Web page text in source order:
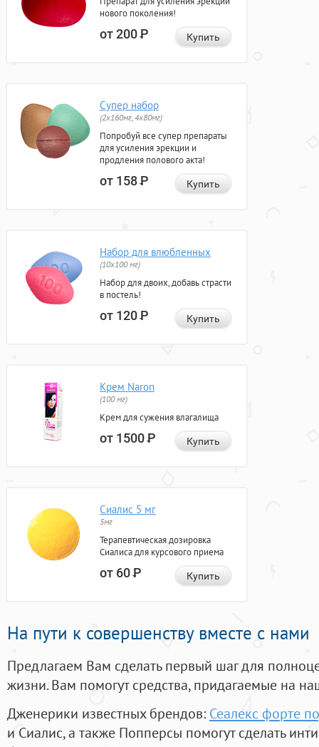
нового поколения!
от 200Р Купить
Супер набор
(2х160мг, 4х80мг)
Попробуй все супер препараты
для усиления эрекции и
продления полового акта!
от 158Р Купить
Набор для влюбленных
(10х100 мг)
Набор для двоих, добавь страсти
в постель!
от 120Р Купить
Крем Naron
(100 мг)
Крем для сужения влагалища
от 1500Р Купить
Сиалис 5 мг
5мг
Терапевтическая дозировка
Сиалиса для курсового приема
от 60Р Купить
На пути к совершенству вместе с нами
Предлагаем Вам сделать первый шаг для
жизни. Вам помогут средства, придагаемые на
Дженерики известных брендов: Сеалекс форте
и Сиалис, а также Попперсы помогут сделать